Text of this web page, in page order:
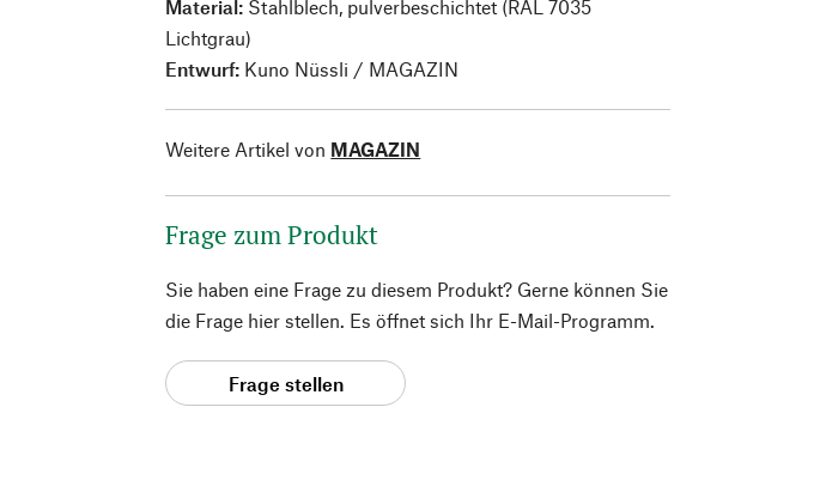
Material: Stahlblech, pulverbeschichtet (RAL 7035
Lichtgrau)
Entwurf: Kuno Nüssli / MAGAZIN
Weitere Artikel von MAGAZIN
Frage zum Produkt
Sie haben eine Frage zu diesem Produkt? Gerne können Sie
die Frage hier stellen. Es öffnet sich Ihr E-Mail-Programm.
Frage stellen